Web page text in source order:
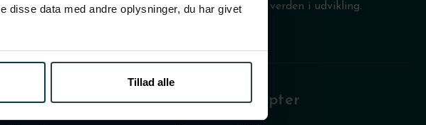
disse data med andre oplysninger, du har givet
Tillad alle
til god mad og nære relationer bibeholdes i en verden i udvikling.
Vores koncepter